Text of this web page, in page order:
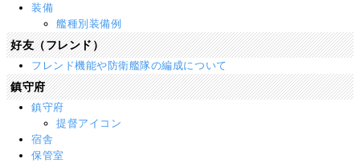
装備
艦種別装備例
好友（フレンド）
フレンド機能や防衛艦隊の編成について
鎮守府
鎮守府
提督アイコン
宿舎
保管室